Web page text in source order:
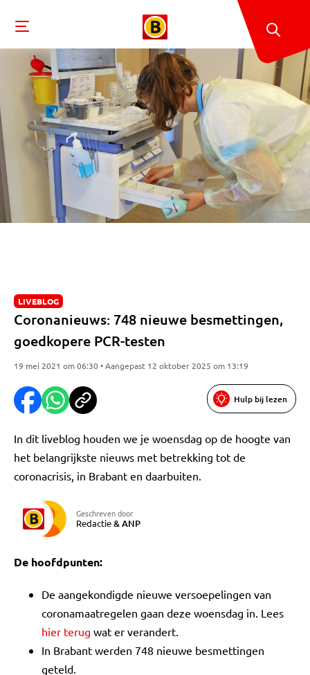
LIVEBLOG
Coronanieuws: 748 nieuwe besmettingen,
goedkopere PCR-testen
19 mei 2021 om 06:30 • Aangepast 12 oktober 2025 om 13:19
Hulp bij lezen
In dit liveblog houden we je woensdag op de hoogte van
het belangrijkste nieuws met betrekking tot de
coronacrisis, in Brabant en daarbuiten.
Geschreven door
Redactie&ANP
De hoofdpunten:
De aangekondigde nieuwe versoepelingen van
coronamaatregelen gaan deze woensdag in. Lees
hier terug wat er verandert.
In Brabant werden 748 nieuwe besmettingen
geteld.